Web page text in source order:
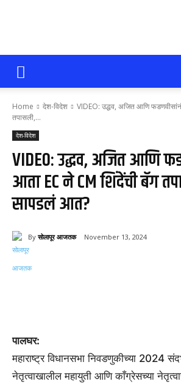
सोलापूर
आजतक
Home देश-विदेश
VIDEO: उद्धव, अजित आणि
तपासली,...
देश-विदेश
VIDEO: उद्धव, अजित आणि
आता EC ने CM शिंदेंची बॅग
सापडलं आत?
By सोलापूर आजतक November 13, 2024
पालघर:
महाराष्ट्र विधानसभा निवडणुकीच्या 2024
नेतृत्वाखालील महायुती आणि काँग्रेसच्या